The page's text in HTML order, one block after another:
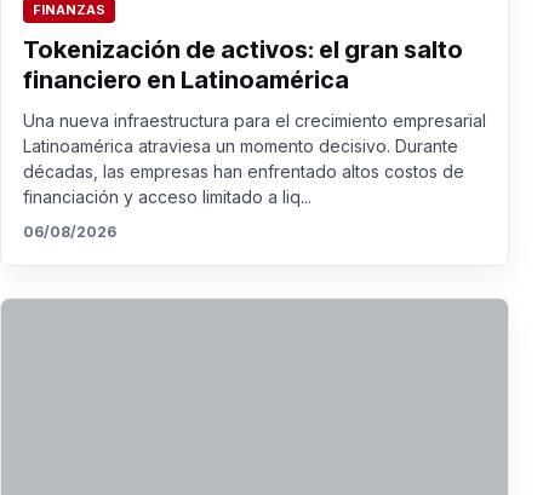
FINANZAS
Tokenización de activos: el gran salto
financiero en Latinoamérica
Una nueva infraestructura para el crecimiento empresarial
Latinoamérica atraviesa un momento decisivo. Durante
décadas, las empresas han enfrentado altos costos de
financiación y acceso limitado a liq...
06/08/2026